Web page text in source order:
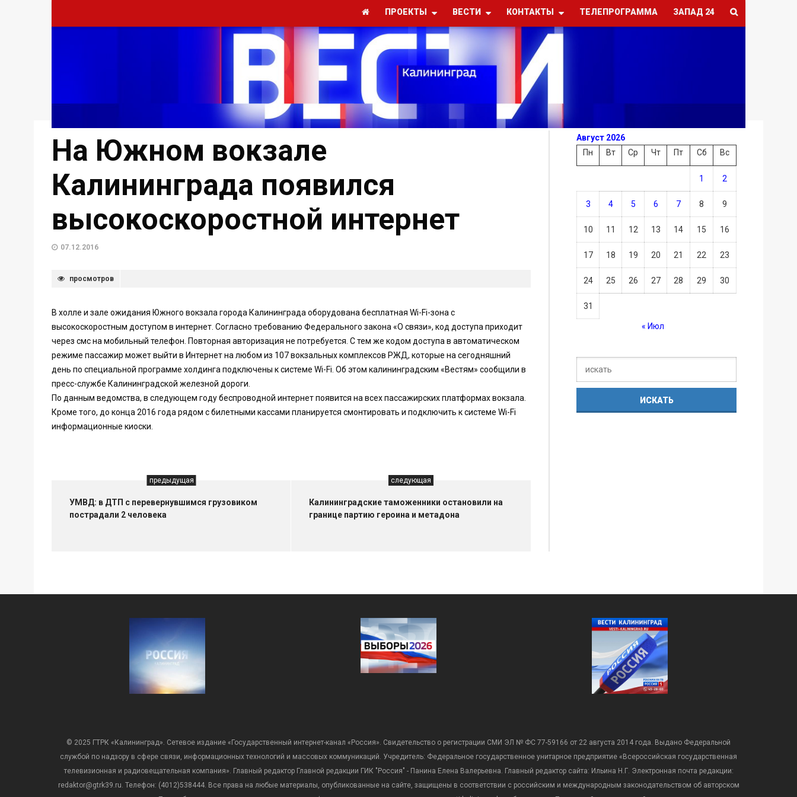
ПРОЕКТЫ ВЕСТИ КОНТАКТЫ ТЕЛЕПРОГРАММА ЗАПАД 24
На Южном вокзале
Калининграда появился
высокоскоростной интернет
07.12.2016
просмотров
В холле и зале ожидания Южного вокзала города Калининграда оборудована бесплатная Wi-Fi-зона с
высокоскоростным доступом в интернет. Согласно требованию Федерального закона «О связи», код доступа приходит
через смс на мобильный телефон. Повторная авторизация не потребуется. С тем же кодом доступа в автоматическом
режиме пассажир может выйти в Интернет на любом из 107 вокзальных комплексов РЖД, которые на сегодняшний
день по специальной программе холдинга подключены к системе Wi-Fi. Об этом калининградским «Вестям» сообщили в
пресс-службе Калининградской железной дороги.
По данным ведомства, в следующем году беспроводной интернет появится на всех пассажирских платформах вокзала.
Кроме того, до конца 2016 года рядом с билетными кассами планируется смонтировать и подключить к системе Wi-Fi
информационные киоски.
предыдущая
УМВД: в ДТП с перевернувшимся грузовиком
пострадали 2 человека
следующая
Калининградские таможенники остановили на
границе партию героина и метадона
Август 2026
Пн
Вт Ср Чт Пт Сб Вс
1 2
3 4 5 6 7 8 9
10 11 12 13 14 15 16
17 18 19 20 21 22 23
24 25 26 27 28 29 30
31
« Июл
© 2025 ГТРК «Калининград». Сетевое издание «Государственный интернет-канал «Россия». Свидетельство о регистрации СМИ ЭЛ № ФС 77-59166 от 22 августа 2014 года. Выдано Федеральной
службой по надзору в сфере связи, информационных технологий и массовых коммуникаций. Учредитель: Федеральное государственное унитарное предприятие «Всероссийская государственная
телевизионная и радиовещательная компания». Главный редактор Главной редакции ГИК "Россия" - Панина Елена Валерьевна. Главный редактор сайта: Ильина Н.Г. Электронная почта редакции:
redaktor@gtrk39.ru. Телефон: (4012)538444. Все права на любые материалы, опубликованные на сайте, защищены в соответствии с российским и международным законодательством об авторском